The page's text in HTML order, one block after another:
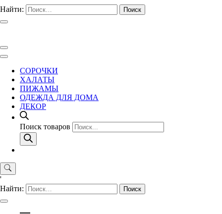
Найти:
СОРОЧКИ
ХАЛАТЫ
ПИЖАМЫ
ОДЕЖДА ДЛЯ ДОМА
ДЕКОР
Поиск товаров
'
Найти: